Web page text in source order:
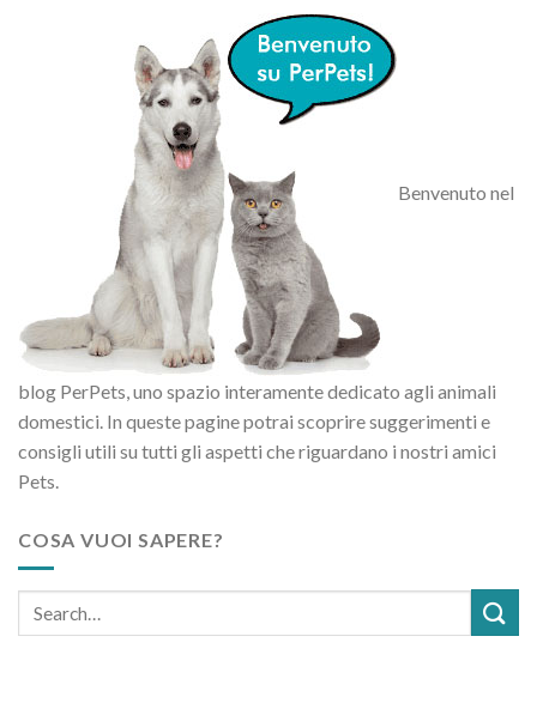
PERPETS BLOG
blog PerPets, uno spazio interamente dedicato agli animali
consigli utili su tutti gli aspetti che riguardano i nostri amici
Pets.
COSA VUOI SAPERE?